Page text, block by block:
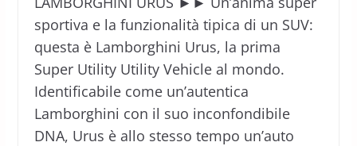
sportiva e la funzionalità tipica di un SUV:
questa è Lamborghini Urus, la prima
Super Utility Utility Vehicle al mondo.
Identificabile come un’autentica
Lamborghini con il suo inconfondibile
DNA, Urus è allo stesso tempo un’auto